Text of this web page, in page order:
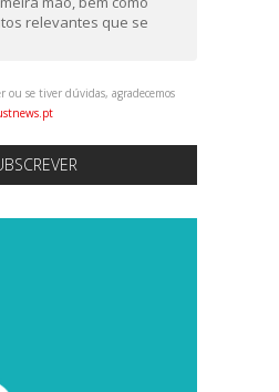
relevantes que se
ou se tiver dúvidas, agradecemos